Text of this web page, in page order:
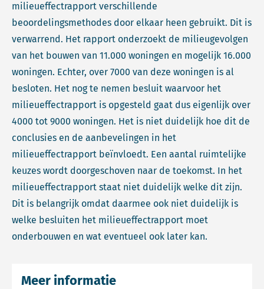
milieueffectrapport verschillende
beoordelingsmethodes door elkaar heen gebruikt. Dit is
verwarrend. Het rapport onderzoekt de milieugevolgen
van het bouwen van 11.000 woningen en mogelijk 16.000
woningen. Echter, over 7000 van deze woningen is al
besloten. Het nog te nemen besluit waarvoor het
milieueffectrapport is opgesteld gaat dus eigenlijk over
4000 tot 9000 woningen. Het is niet duidelijk hoe dit de
conclusies en de aanbevelingen in het
milieueffectrapport beïnvloedt. Een aantal ruimtelijke
keuzes wordt doorgeschoven naar de toekomst. In het
milieueffectrapport staat niet duidelijk welke dit zijn.
Dit is belangrijk omdat daarmee ook niet duidelijk is
welke besluiten het milieueffectrapport moet
onderbouwen en wat eventueel ook later kan.
Meer informatie